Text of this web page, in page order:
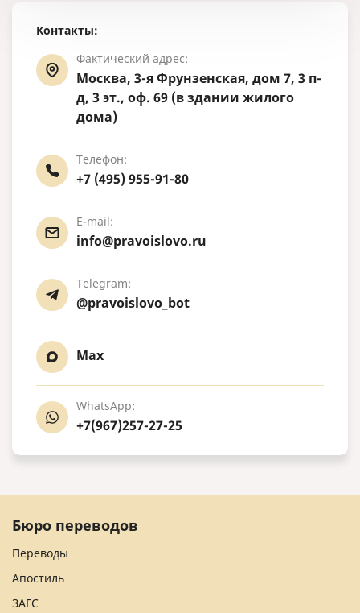
Контакты:
Фактический адрес:
Москва, 3-я Фрунзенская, дом 7, 3 п-
д, 3 эт., оф. 69 (в здании жилого
дома)
Телефон:
+7 (495) 955-91-80
E-mail:
info@pravoislovo.ru
Telegram:
@pravoislovo_bot
Max
WhatsApp:
+7(967)257-27-25
Бюро переводов
Переводы
Апостиль
ЗАГС